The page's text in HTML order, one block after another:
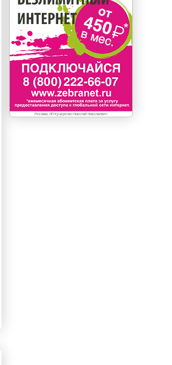
Реклама. ИП Кучеренко Николай Николаевич